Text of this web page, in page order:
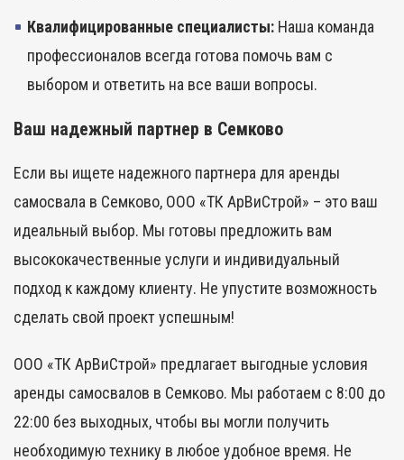
Квалифицированные специалисты: Наша команда
профессионалов всегда готова помочь вам с
выбором и ответить на все ваши вопросы.
Ваш надежный партнер в Семково
Если вы ищете надежного партнера для аренды
самосвала в Семково, ООО «ТК АрВиСтрой» – это ваш
идеальный выбор. Мы готовы предложить вам
высококачественные услуги и индивидуальный
подход к каждому клиенту. Не упустите возможность
сделать свой проект успешным!
ООО «ТК АрВиСтрой» предлагает выгодные условия
аренды самосвалов в Семково. Мы работаем с 8:00 до
22:00 без выходных, чтобы вы могли получить
необходимую технику в любое удобное время. Не